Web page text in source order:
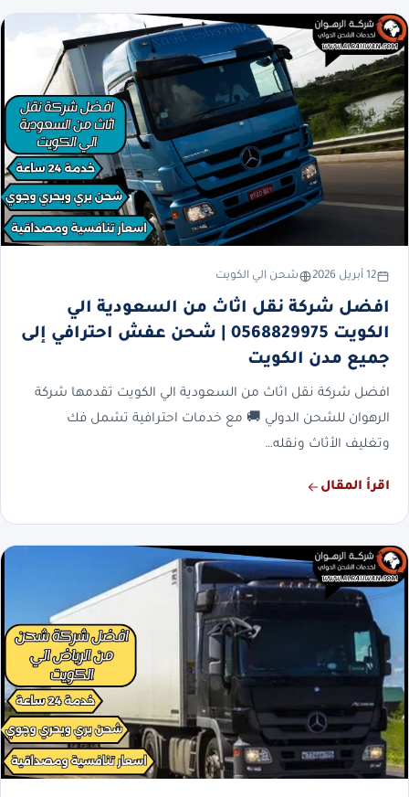
12 أبريل 2026 شحن الي الكويت
افضل شركة نقل اثاث من السعودية الي
الكويت 0568829975 | شحن عفش احترافي إلى
جميع مدن الكويت
افضل شركة نقل اثاث من السعودية الي الكويت تقدمها شركة
الرهوان للشحن الدولي 🚚 مع خدمات احترافية تشمل فك
وتغليف الأثاث ونقله…
اقرأ المقال